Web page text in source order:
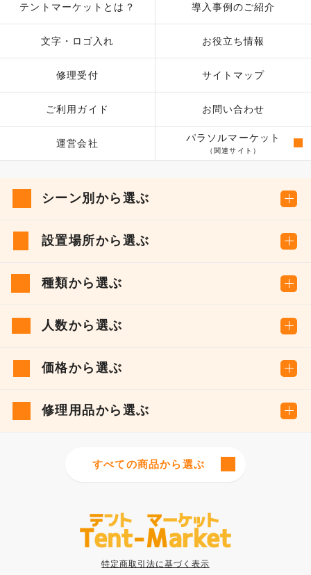
テントマーケットとは？
文字・ロゴ入れ
修理受付
ご利用ガイド
運営会社
導入事例のご紹介
お役立ち情報
サイトマップ
お問い合わせ
パラソルマーケット
（関連サイト）
シーン別から選ぶ
設置場所から選ぶ
種類から選ぶ
人数から選ぶ
価格から選ぶ
修理用品から選ぶ
すべての商品から選ぶ
特定商取引法に基づく表示